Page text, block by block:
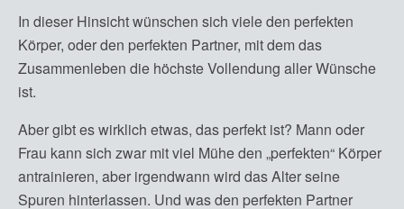
In dieser Hinsicht wünschen sich viele den perfekten
Körper, oder den perfekten Partner, mit dem das
Zusammenleben die höchste Vollendung aller Wünsche
ist.
Aber gibt es wirklich etwas, das perfekt ist? Mann oder
Frau kann sich zwar mit viel Mühe den „perfekten“ Körper
antrainieren, aber irgendwann wird das Alter seine
Spuren hinterlassen. Und was den perfekten Partner